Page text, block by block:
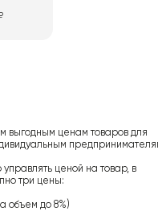
выгодным ценам товаров для
ценой на товар, в
три цены:
объем до 8%)